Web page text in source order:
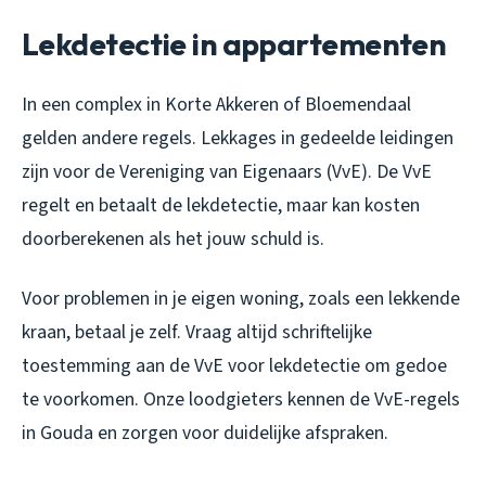
Lekdetectie in appartementen
In een complex in Korte Akkeren of Bloemendaal
gelden andere regels. Lekkages in gedeelde leidingen
zijn voor de Vereniging van Eigenaars (VvE). De VvE
regelt en betaalt de lekdetectie, maar kan kosten
doorberekenen als het jouw schuld is.
Voor problemen in je eigen woning, zoals een lekkende
kraan, betaal je zelf. Vraag altijd schriftelijke
toestemming aan de VvE voor lekdetectie om gedoe
te voorkomen. Onze loodgieters kennen de VvE-regels
in Gouda en zorgen voor duidelijke afspraken.